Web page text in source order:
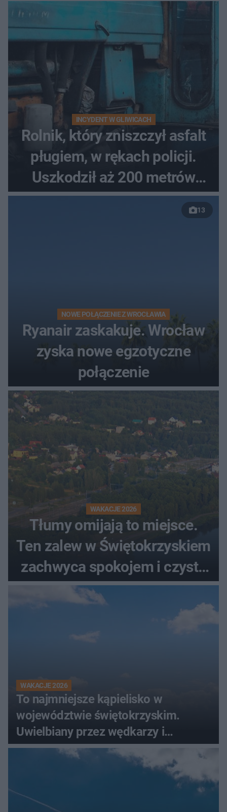
INCYDENT W GLIWICACH
Rolnik, który zniszczył asfalt
pługiem, w rękach policji.
Uszkodził aż 200 metrów
nowej drogi
13
NOWE POŁĄCZENIE Z WROCŁAWIA
Ryanair zaskakuje. Wrocław
zyska nowe egzotyczne
połączenie
WAKACJE 2026
Tłumy omijają to miejsce.
Ten zalew w Świętokrzyskiem
zachwyca spokojem i czystą
wodą
WAKACJE 2026
To najmniejsze kąpielisko w
województwie świętokrzyskim.
Uwielbiany przez wędkarzy i
turystów